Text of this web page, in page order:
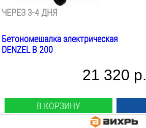
ЧЕРЕЗ 3-4 ДНЯ
Бетономешалка электрическая
DENZEL B 200
21 320 р.
В КОРЗИНУ